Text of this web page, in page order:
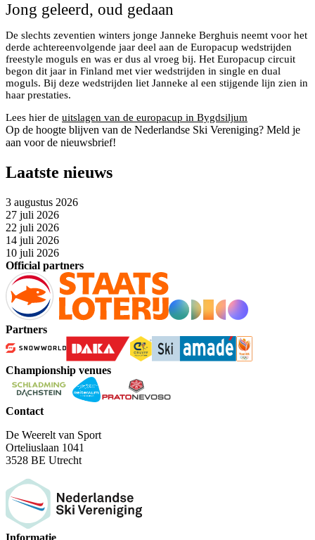
Jong geleerd, oud gedaan
De slechts zeventien winters jonge Janneke Berghuis neemt voor het
derde achtereenvolgende jaar deel aan de Europacup wedstrijden
freestyle moguls en was er dus al vroeg bij. Het Europacup circuit
begon dit jaar in Finland met vier wedstrijden in single en dual
moguls. Bij deze wedstrijden liet Janneke al een stijgende lijn zien in
haar prestaties.
Lees hier de uitslagen van de europacup in Bygdsiljum
Op de hoogte blijven van de Nederlandse Ski Vereniging? Meld je
aan voor de nieuwsbrief!
Laatste nieuws
3 augustus 2026
27 juli 2026
22 juli 2026
14 juli 2026
10 juli 2026
Official partners
Partners
Championship venues
Contact
De Weerelt van Sport
Orteliuslaan 1041
3528 BE Utrecht